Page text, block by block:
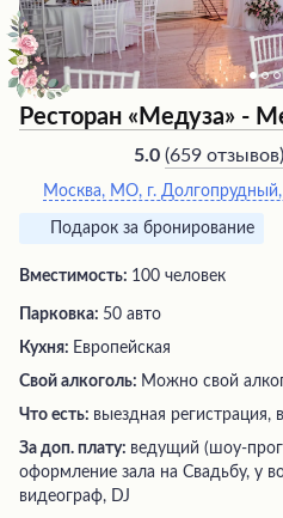
Ресторан «Медуза» -
5.0 (659 отзывов)
Москва, МО, г.
Подарок за бронирование
Вместимость: 100 человек
Парковка: 50 авто
Кухня: Европейская
Свой алкоголь: Можно свой
Что есть: выездная регистрация,
За доп. плату: ведущий (шоу-
оформление зала на Свадьбу, у
видеограф, DJ